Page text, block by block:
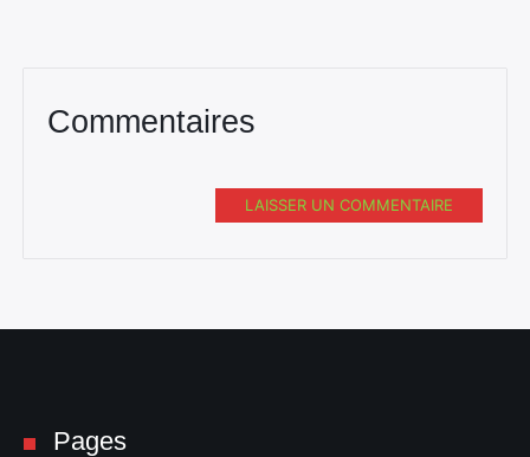
Commentaires
LAISSER UN COMMENTAIRE
Pages